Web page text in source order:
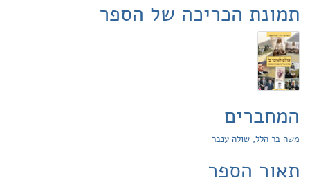
תמונת הכריכה של הספר
המחברים
משה בר הלל, שולה ענבר
תאור הספר